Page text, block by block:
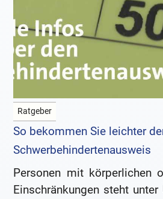
Ratgeber
So bekommen Sie leichter
Schwerbehindertenausweis
Personen mit körperlichen
Einschränkungen steht